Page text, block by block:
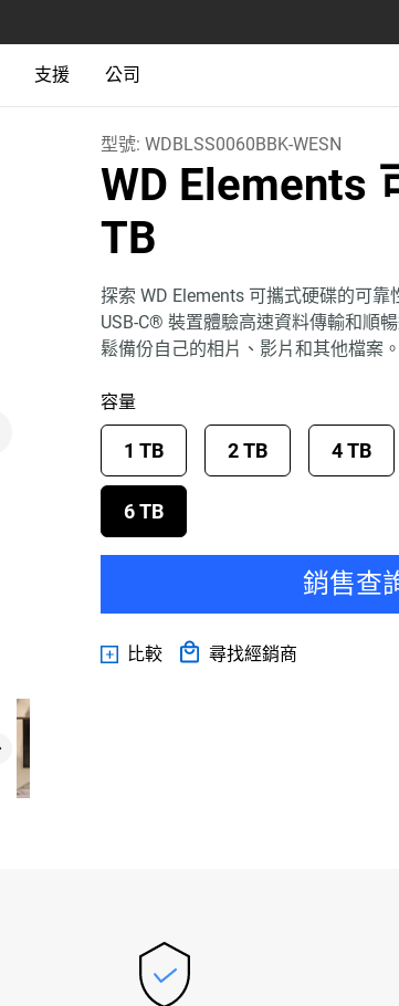
支援 公司
型號:WDBLSS0060BBK-WESN
WD Elements
TB
探索 WD Elements 可攜式硬碟的可
USB-C® 裝置體驗高速資料傳輸和順
鬆備份自己的相片、影片和其他檔案。
容量
1 TB 2 TB 4 TB
6 TB
銷售查
比較 尋找經銷商